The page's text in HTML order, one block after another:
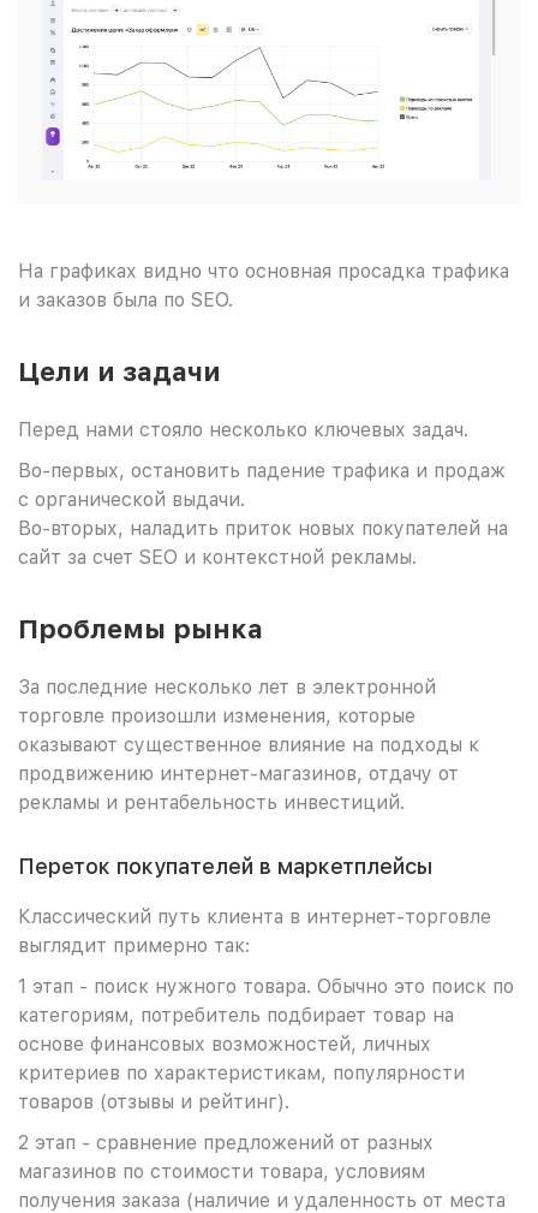
На графиках видно что основная просадка трафика
и заказов была по SEO.
Цели и задачи
Перед нами стояло несколько ключевых задач.
Во-первых, остановить падение трафика и продаж
с органической выдачи.
Во-вторых, наладить приток новых покупателей на
сайт за счет SEO и контекстной рекламы.
Проблемы рынка
За последние несколько лет в электронной
торговле произошли изменения, которые
оказывают существенное влияние на подходы к
продвижению интернет-магазинов, отдачу от
рекламы и рентабельность инвестиций.
Переток покупателей в маркетплейсы
Классический путь клиента в интернет-торговле
выглядит примерно так:
1 этап - поиск нужного товара. Обычно это поиск по
категориям, потребитель подбирает товар на
основе финансовых возможностей, личных
критериев по характеристикам, популярности
товаров (отзывы и рейтинг).
2 этап - сравнение предложений от разных
магазинов по стоимости товара, условиям
получения заказа (наличие и удаленность от места